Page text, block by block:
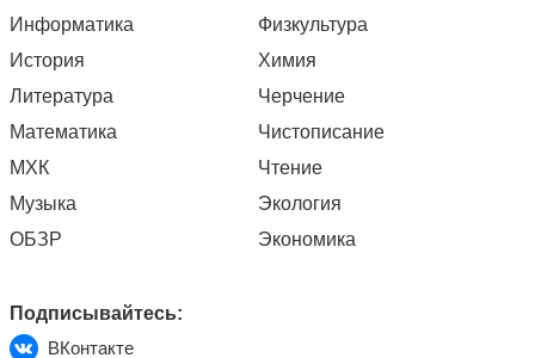
Информатика
История
Литература
Математика
МХК
Музыка
ОБЗР
Физкультура
Химия
Черчение
Чистописание
Чтение
Экология
Экономика
Подписывайтесь:
ВКонтакте